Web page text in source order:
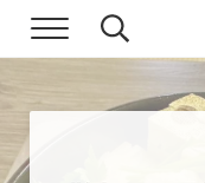
Skip to main content
Skip to header right
Skip to site footer
現実逃避.com
食べ歩き、一人旅…そし
Menu Search...